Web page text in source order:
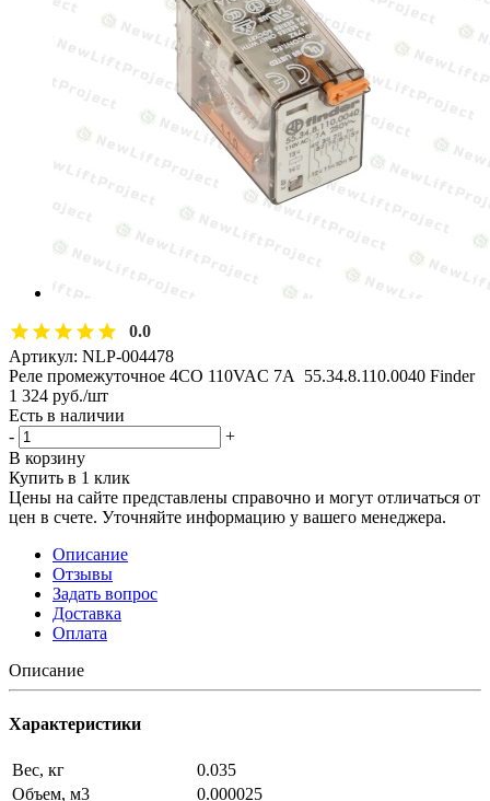
0.0
Артикул: NLP-004478
Реле промежуточное 4CO 110VAC 7A 55.34.8.110.0040 Finder
1 324 руб./шт
Есть в наличии
-
+
В корзину
Купить в 1 клик
Цены на сайте представлены справочно и могут отличаться от
цен в счете. Уточняйте информацию у вашего менеджера.
Описание
Отзывы
Задать вопрос
Доставка
Оплата
Описание
Характеристики
Вес, кг
0.035
Объем, м3
0.000025